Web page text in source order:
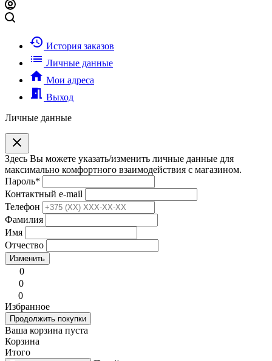
history История заказов
list Личные данные
home Мои адреса
meeting_room Выход
Личные данные
clear
Здесь Вы можете указать/изменить личные данные для
максимально комфортного взаимодействия с магазином.
Пароль*
Контактный e-mail
Телефон
Фамилия
Имя
Отчество
Изменить
0
0
0
Избранное
Продолжить покупки
Ваша корзина пуста
Корзина
Итого